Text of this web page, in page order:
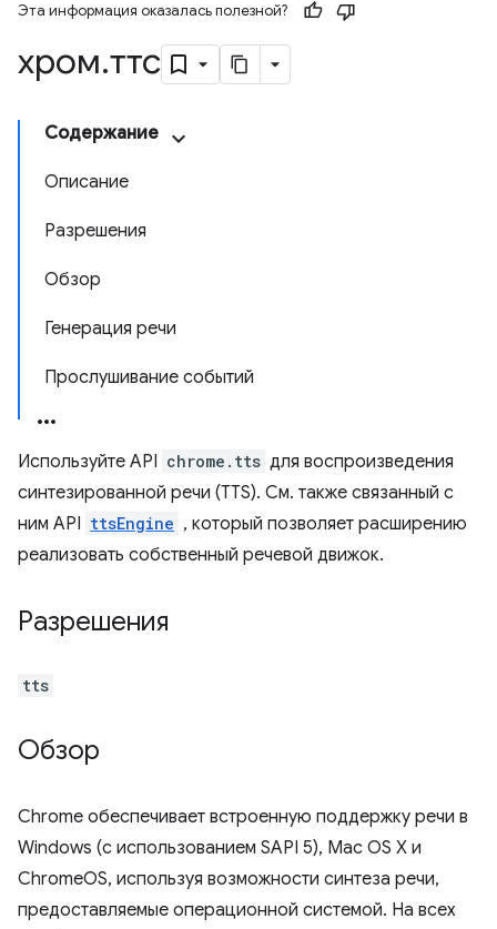
Эта информация оказалась полезной?
хром.ттс
Содержание
Описание
Разрешения
Обзор
Генерация речи
Прослушивание событий
Используйте API chrome.tts для воспроизведения
синтезированной речи (TTS). См. также связанный с
ним API ttsEngine , который позволяет расширению
реализовать собственный речевой движок.
Разрешения
tts
Обзор
Chrome обеспечивает встроенную поддержку речи в
Windows (с использованием SAPI 5), Mac OS X и
ChromeOS, используя возможности синтеза речи,
предоставляемые операционной системой. На всех